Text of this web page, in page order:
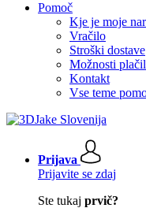
Pomoč
Kje je moje
Vračilo
Stroški dostave
Možnosti
Kontakt
Vse teme
Prijava
Prijavite se zdaj
Ste tukaj prvič?